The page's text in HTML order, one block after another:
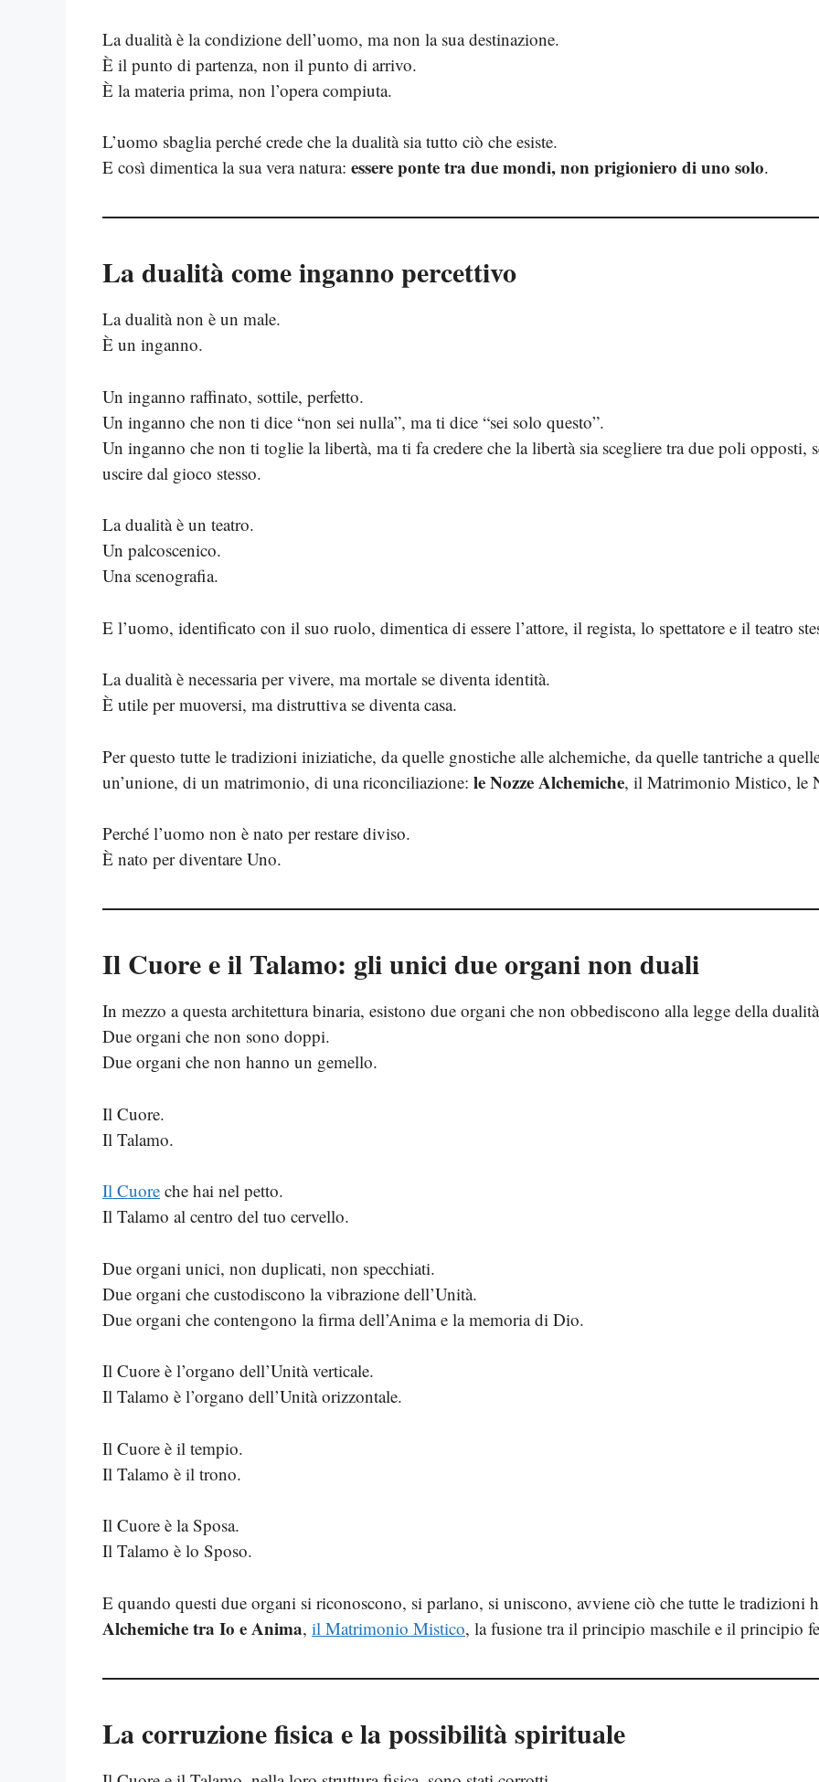
La dualità è la condizione dell’uomo, ma non la sua destinazione.
È il punto di partenza, non il punto di arrivo.
È la materia prima, non l’opera compiuta.
L’uomo sbaglia perché crede che la dualità sia tutto ciò che esiste.
E così dimentica la sua vera natura: essere ponte tra due mondi, non prigioniero di uno solo.
La dualità come inganno percettivo
La dualità non è un male.
È un inganno.
Un inganno raffinato, sottile, perfetto.
Un inganno che non ti dice “non sei nulla”, ma ti dice “sei solo questo”.
Un inganno che non ti toglie la libertà, ma ti fa credere che la libertà sia scegliere tra due poli opposti,
uscire dal gioco stesso.
La dualità è un teatro.
Un palcoscenico.
Una scenografia.
E l’uomo, identificato con il suo ruolo, dimentica di essere l’attore, il regista, lo spettatore e il teatro
La dualità è necessaria per vivere, ma mortale se diventa identità.
È utile per muoversi, ma distruttiva se diventa casa.
Per questo tutte le tradizioni iniziatiche, da quelle gnostiche alle alchemiche, da quelle tantriche a
un’unione, di un matrimonio, di una riconciliazione: le Nozze Alchemiche, il Matrimonio Mistico, le
Perché l’uomo non è nato per restare diviso.
È nato per diventare Uno.
Il Cuore e il Talamo: gli unici due organi non duali
In mezzo a questa architettura binaria, esistono due organi che non obbediscono alla legge della
Due organi che non sono doppi.
Due organi che non hanno un gemello.
Il Cuore.
Il Talamo.
Il Cuore che hai nel petto.
Il Talamo al centro del tuo cervello.
Due organi unici, non duplicati, non specchiati.
Due organi che custodiscono la vibrazione dell’Unità.
Due organi che contengono la firma dell’Anima e la memoria di Dio.
Il Cuore è l’organo dell’Unità verticale.
Il Talamo è l’organo dell’Unità orizzontale.
Il Cuore è il tempio.
Il Talamo è il trono.
Il Cuore è la Sposa.
Il Talamo è lo Sposo.
E quando questi due organi si riconoscono, si parlano, si uniscono, avviene ciò che tutte le tradizioni
Alchemiche tra Io e Anima, il Matrimonio Mistico, la fusione tra il principio maschile e il principio
La corruzione fisica e la possibilità spirituale